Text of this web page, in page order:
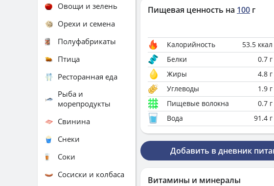
Пищевая ценность на 100 г
Калорийность 53.5 ккал
Белки
0.7 г
Жиры
4.8 г
Углеводы
1.9 г
Пищевые волокна
0.7 г
Вода
91.4 г
Добавить в дневник
Витамины и минералы
Овощи и зелень
Орехи и семена
Полуфабрикаты
Птица
Ресторанная еда
Рыба и
морепродукты
Свинина
Снеки
Соки
Сосиски и колбаса